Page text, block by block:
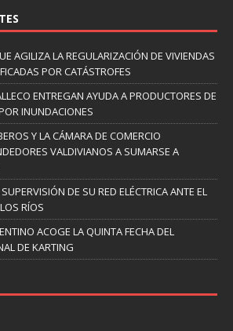
AGILIZA LA REGULARIZACIÓN DE VIVIENDAS
POR CATÁSTROFES
ENTREGAN AYUDA A PRODUCTORES DE
INUNDACIONES
Y LA CÁMARA DE COMERCIO
VALDIVIANOS A SUMARSE A
DE SU RED ELÉCTRICA ANTE EL
RÍOS
ACOGE LA QUINTA FECHA DEL
DE KARTING